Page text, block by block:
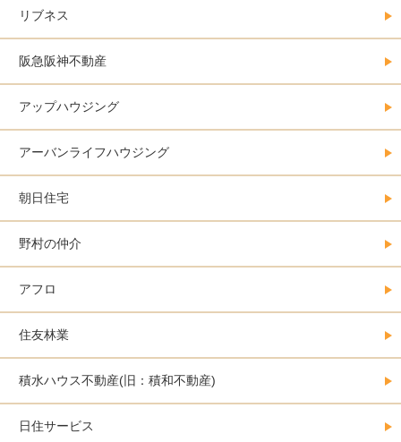
リブネス
阪急阪神不動産
アップハウジング
アーバンライフハウジング
朝日住宅
野村の仲介
アフロ
住友林業
積水ハウス不動産(旧：積和不動産)
日住サービス